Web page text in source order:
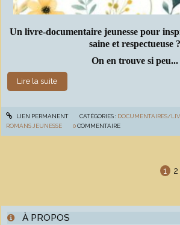
À PROPOS
Un livre-documentaire jeunesse pour
saine et respectueuse ?
On en trouve si peu...
Lire la suite
LIEN PERMANENT CATÉGORIES : DOCUMENTAIRES/
ROMANS JEUNESSE
0 COMMENTAIRE
1 2